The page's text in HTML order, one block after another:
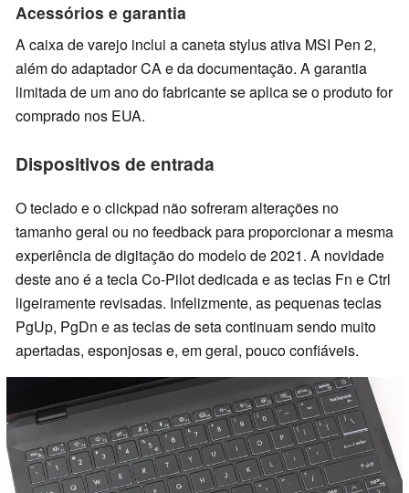
Acessórios e garantia
A caixa de varejo inclui a caneta stylus ativa MSI Pen 2,
além do adaptador CA e da documentação. A garantia
limitada de um ano do fabricante se aplica se o produto for
comprado nos EUA.
Dispositivos de entrada
O teclado e o clickpad não sofreram alterações no
tamanho geral ou no feedback para proporcionar a mesma
experiência de digitação do modelo de 2021. A novidade
deste ano é a tecla Co-Pilot dedicada e as teclas Fn e Ctrl
ligeiramente revisadas. Infelizmente, as pequenas teclas
PgUp, PgDn e as teclas de seta continuam sendo muito
apertadas, esponjosas e, em geral, pouco confiáveis.